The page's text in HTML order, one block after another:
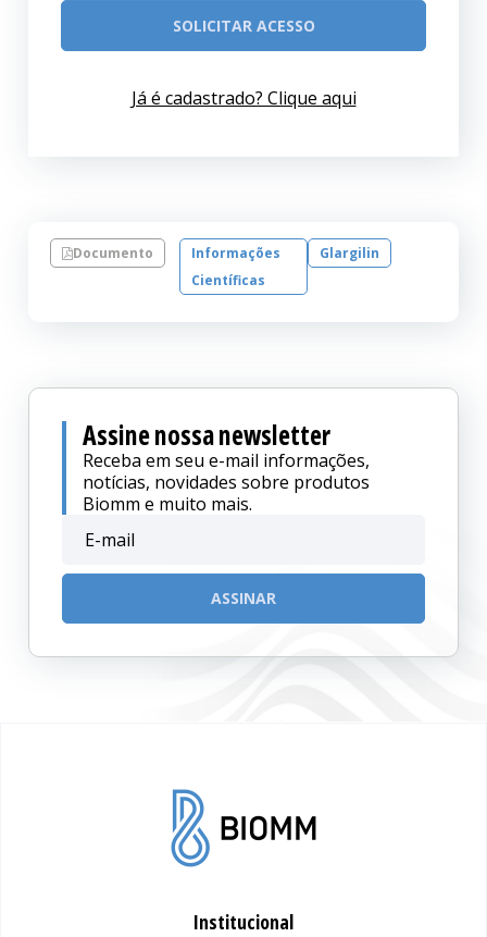
SOLICITAR ACESSO
Já é cadastrado? Clique aqui
Documento
Informações
Científicas
Glargilin
Assine nossa newsletter
Receba em seu e-mail informações,
notícias, novidades sobre produtos
Biomm e muito mais.
Institucional